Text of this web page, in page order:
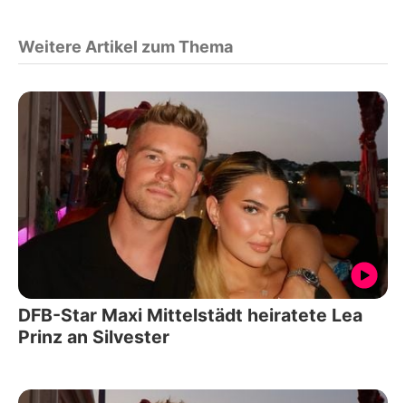
Weitere Artikel zum Thema
DFB-Star Maxi Mittelstädt heiratete Lea
Prinz an Silvester